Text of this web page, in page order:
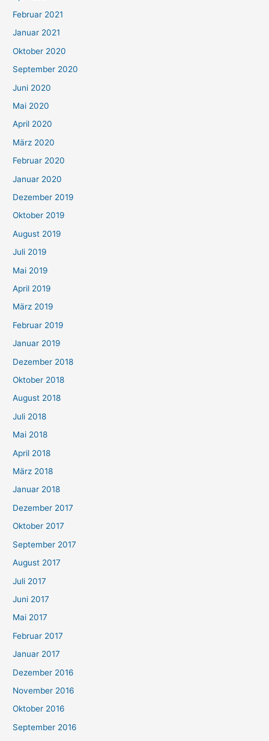
Februar 2021
Januar 2021
Oktober 2020
September 2020
Juni 2020
Mai 2020
April 2020
März 2020
Februar 2020
Januar 2020
Dezember 2019
Oktober 2019
August 2019
Juli 2019
Mai 2019
April 2019
März 2019
Februar 2019
Januar 2019
Dezember 2018
Oktober 2018
August 2018
Juli 2018
Mai 2018
April 2018
März 2018
Januar 2018
Dezember 2017
Oktober 2017
September 2017
August 2017
Juli 2017
Juni 2017
Mai 2017
Februar 2017
Januar 2017
Dezember 2016
November 2016
Oktober 2016
September 2016